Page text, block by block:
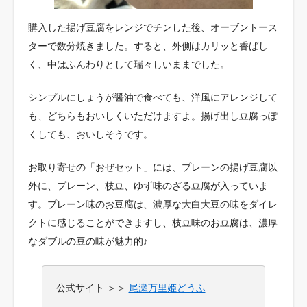
購入した揚げ豆腐をレンジでチンした後、オーブントース
ターで数分焼きました。すると、外側はカリッと香ばし
く、中はふんわりとして瑞々しいままでした。
シンプルにしょうが醤油で食べても、洋風にアレンジして
も、どちらもおいしくいただけますよ。揚げ出し豆腐っぽ
くしても、おいしそうです。
お取り寄せの「おぜセット」には、プレーンの揚げ豆腐以
外に、プレーン、枝豆、ゆず味のざる豆腐が入っていま
す。プレーン味のお豆腐は、濃厚な大白大豆の味をダイレ
クトに感じることができますし、枝豆味のお豆腐は、濃厚
なダブルの豆の味が魅力的♪
公式サイト ＞＞ 尾瀬万里姫どうふ